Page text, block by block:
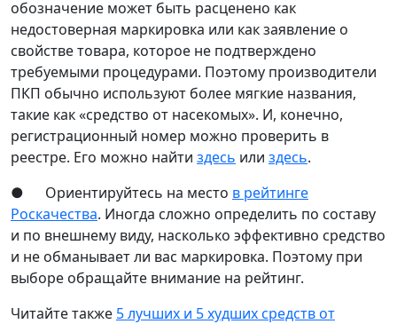
обозначение может быть расценено как
недостоверная маркировка или как заявление о
свойстве товара, которое не подтверждено
требуемыми процедурами. Поэтому производители
ПКП обычно используют более мягкие названия,
такие как «средство от насекомых». И, конечно,
регистрационный номер можно проверить в
реестре. Его можно найти здесь или здесь.
● Ориентируйтесь на место в рейтинге
Роскачества. Иногда сложно определить по составу
и по внешнему виду, насколько эффективно средство
и не обманывает ли вас маркировка. Поэтому при
выборе обращайте внимание на рейтинг.
Читайте также 5 лучших и 5 худших средств от